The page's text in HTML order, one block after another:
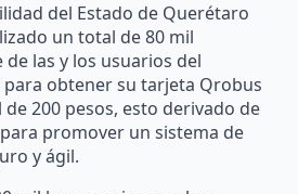
del Estado de Querétaro
un total de 80 mil
las y los usuarios del
obtener su tarjeta Qrobus
200 pesos, esto derivado de
promover un sistema de
y ágil.